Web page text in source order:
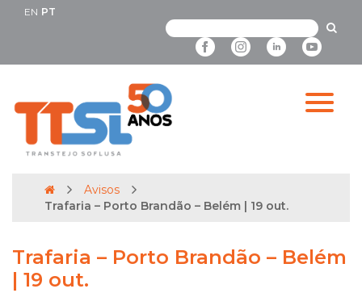
EN PT
Avisos
Trafaria – Porto Brandão – Belém | 19 out.
Trafaria – Porto Brandão – Belém
| 19 out.